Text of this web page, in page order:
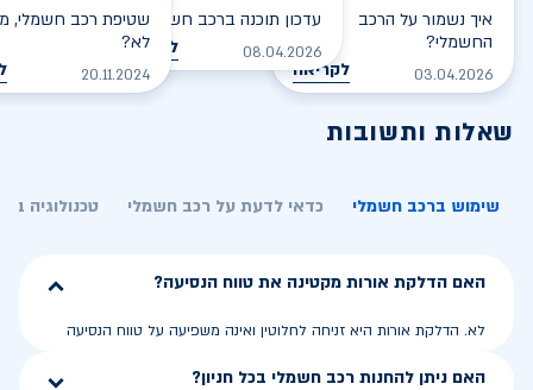
איך נשמור על הרכב
החשמלי?
03.04.2026 לקריאה
עדכון תוכנה ברכב חשמלי
08.04.2026 לקריאה
שטיפת רכב חשמלי,
לא?
20.11.2024
שאלות ותשובות
שימוש ברכב חשמלי כדאי לדעת על רכב חשמלי טכנולוגיה
האם הדלקת אורות מקטינה את טווח הנסיעה?
לא. הדלקת אורות היא זניחה לחלוטין ואינה משפיעה על טווח הנסיעה
האם ניתן להחנות רכב חשמלי בכל חניון?